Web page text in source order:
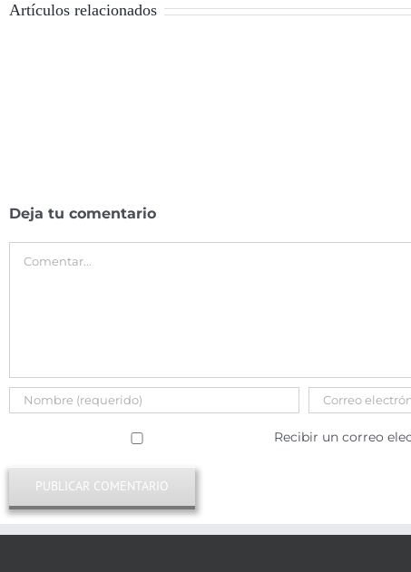
Artículos relacionados
Deja tu comentario
Recibir un correo